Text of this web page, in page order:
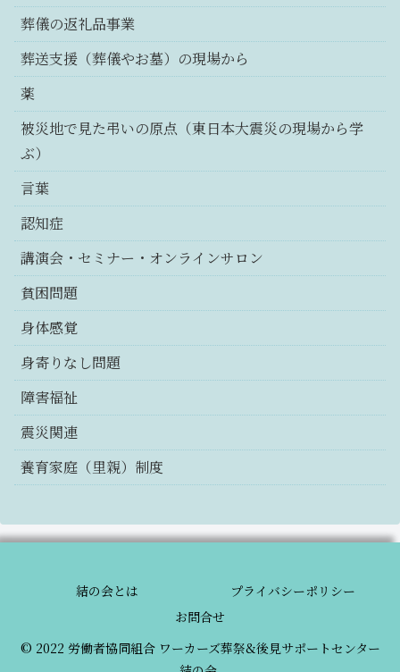
葬儀の返礼品事業
葬送支援（葬儀やお墓）の現場から
薬
被災地で見た弔いの原点（東日本大震災の現場から学
ぶ）
言葉
認知症
講演会・セミナー・オンラインサロン
貧困問題
身体感覚
身寄りなし問題
障害福祉
震災関連
養育家庭（里親）制度
結の会とは
プライバシーポリシー
お問合せ
© 2022 労働者協同組合 ワーカーズ葬祭&後見サポートセンター